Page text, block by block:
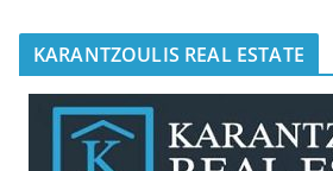
KARANTZOULIS REAL ESTATE